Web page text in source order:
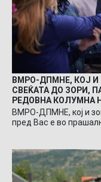
ВМРО-ДПМНЕ, КОЈ И
СВЕЌАТА ДО ЗОРИ,
РЕДОВНА КОЛУМНА
ВМРО-ДПМНЕ, кој и
пред Вас е во